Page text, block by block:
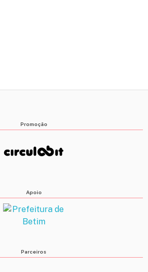
Promoção
Apoio
Parceiros